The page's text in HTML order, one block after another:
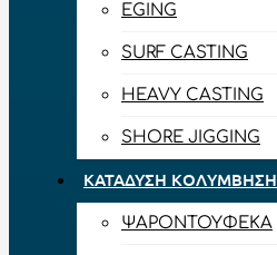
EGING
SURF CASTING
HEAVY CASTING
SHORE JIGGING
ΚΑΤΆΔΥΣΗ ΚΟΛΎΜΒΗΣΗ
ΨΑΡΟΝΤΟΎΦΕΚΑ